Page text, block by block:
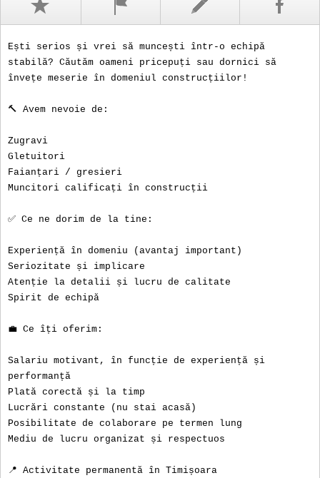
Ești serios și vrei să muncești într-o echipă
stabilă? Căutăm oameni pricepuți sau dornici să
învețe meserie în domeniul construcțiilor!
🔨 Avem nevoie de:
Zugravi
Gletuitori
Faianțari / gresieri
Muncitori calificați în construcții
✅ Ce ne dorim de la tine:
Experiență în domeniu (avantaj important)
Seriozitate și implicare
Atenție la detalii și lucru de calitate
Spirit de echipă
💼 Ce îți oferim:
Salariu motivant, în funcție de experiență și
performanță
Plată corectă și la timp
Lucrări constante (nu stai acasă)
Posibilitate de colaborare pe termen lung
Mediu de lucru organizat și respectuos
📍 Activitate permanentă în Timișoara